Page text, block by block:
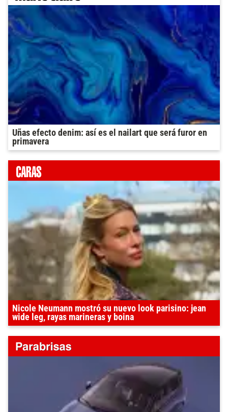
Uñas efecto denim: así es el nailart que será furor en
primavera
Nicole Neumann mostró su nuevo look parisino: jean
wide leg, rayas marineras y boina